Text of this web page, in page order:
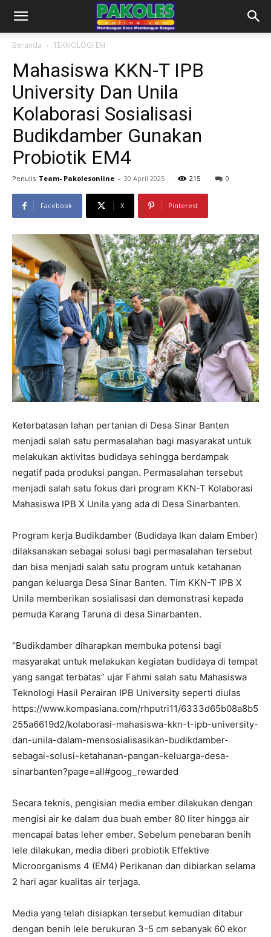
Beranda TEKNOLOGI EM
Mahasiswa KKN-T IPB
University Dan Unila
Kolaborasi Sosialisasi
Budikdamber Gunakan
Probiotik EM4
Penulis Team- Pakolesonline - 30 April 2025 215 0
Facebook X Pinterest
Keterbatasan lahan pertanian di Desa Sinar Banten
menjadi salah satu permasalahan bagi masyarakat untuk
melakukan aktivitas budidaya sehingga berdampak
negatif pada produksi pangan. Permasalahan tersebut
menjadi salah satu fokus dari program KKN-T Kolaborasi
Mahasiswa IPB X Unila yang ada di Desa Sinarbanten.
Program kerja Budikdamber (Budidaya Ikan dalam Ember)
dilaksanakan sebagai solusi bagi permasalahan tersebut
dan bisa menjadi salah satu program untuk ketahanan
pangan keluarga Desa Sinar Banten. Tim KKN-T IPB X
Unila memberikan sosialisasi dan demonstrasi kepada
pemuda Karang Taruna di desa Sinarbanten.
“Budikdamber diharapkan membuka potensi bagi
masyarakat untuk melakukan kegiatan budidaya di tempat
yang sangat terbatas” ujar Fahmi salah satu Mahasiswa
Teknologi Hasil Perairan IPB University seperti diulas
https://www.kompasiana.com/rhputri11/6333d65b08a8b5
255a6619d2/kolaborasi-mahasiswa-kkn-t-ipb-university-
dan-unila-dalam-mensosialisasikan-budikdamber-
sebagai-solusi-ketahanan-pangan-keluarga-desa-
sinarbanten?page=all#goog_rewarded
Secara teknis, pengisian media ember dilakukan dengan
mengisi air ke dalam dua buah ember 80 liter hingga air
mencapai batas leher ember. Sebelum penebaran benih
lele dilakukan, media diberi probiotik Effektive
Microorganisms 4 (EM4) Perikanan dan dibiarkan selama
2 hari agar kualitas air terjaga.
Media yang telah disiapkan tersebut kemudian ditabur
dengan benih lele berukuran 3-5 cm sebanyak 60 ekor